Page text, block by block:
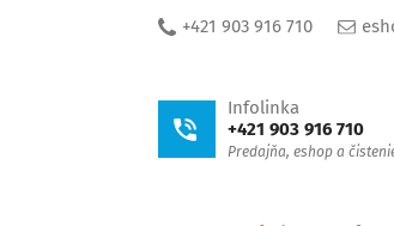
+421 903 916 710
Infolinka
+421 903 916 710
Predajňa, eshop a